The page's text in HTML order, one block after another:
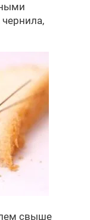
чернила,
свыше